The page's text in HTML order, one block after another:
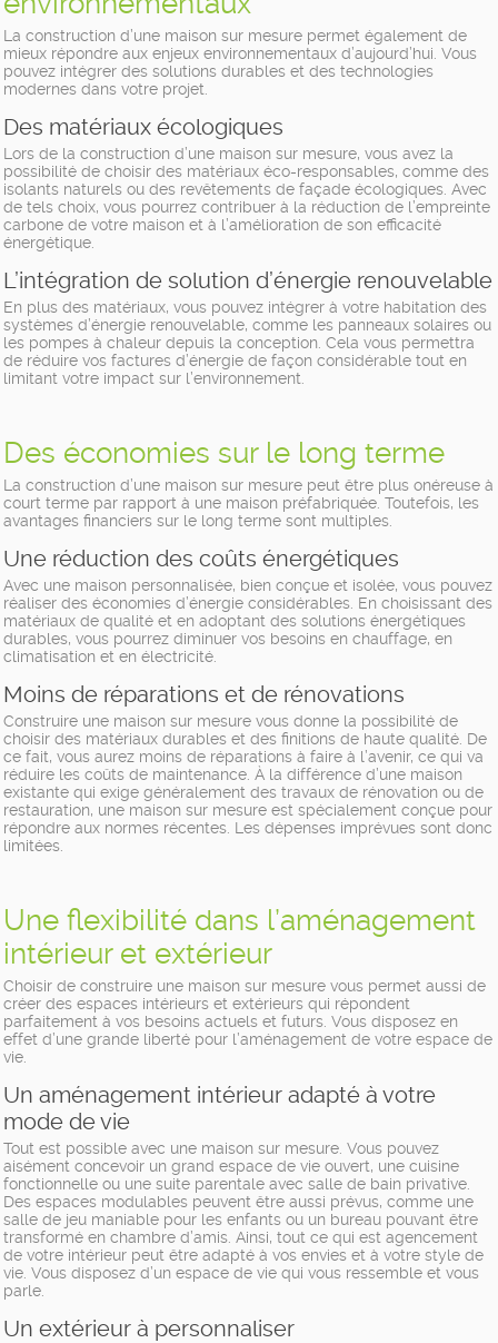
La construction d’une maison sur mesure permet également de
mieux répondre aux enjeux environnementaux d’aujourd’hui. Vous
pouvez intégrer des solutions durables et des technologies
modernes dans votre projet.
Des matériaux écologiques
Lors de la construction d’une maison sur mesure, vous avez la
possibilité de choisir des matériaux éco-responsables, comme des
isolants naturels ou des revêtements de façade écologiques. Avec
de tels choix, vous pourrez contribuer à la réduction de l’empreinte
carbone de votre maison et à l’amélioration de son efficacité
énergétique.
L’intégration de solution d’énergie renouvelable
En plus des matériaux, vous pouvez intégrer à votre habitation des
systèmes d’énergie renouvelable, comme les panneaux solaires ou
les pompes à chaleur depuis la conception. Cela vous permettra
de réduire vos factures d’énergie de façon considérable tout en
limitant votre impact sur l’environnement.
Des économies sur le long terme
La construction d’une maison sur mesure peut être plus onéreuse à
court terme par rapport à une maison préfabriquée. Toutefois, les
avantages financiers sur le long terme sont multiples.
Une réduction des coûts énergétiques
Avec une maison personnalisée, bien conçue et isolée, vous pouvez
réaliser des économies d’énergie considérables. En choisissant des
matériaux de qualité et en adoptant des solutions énergétiques
durables, vous pourrez diminuer vos besoins en chauffage, en
climatisation et en électricité.
Moins de réparations et de rénovations
Construire une maison sur mesure vous donne la possibilité de
choisir des matériaux durables et des finitions de haute qualité. De
ce fait, vous aurez moins de réparations à faire à l’avenir, ce qui va
réduire les coûts de maintenance. À la différence d’une maison
existante qui exige généralement des travaux de rénovation ou de
restauration, une maison sur mesure est spécialement conçue pour
répondre aux normes récentes. Les dépenses imprévues sont donc
limitées.
Une flexibilité dans l’aménagement
intérieur et extérieur
Choisir de construire une maison sur mesure vous permet aussi de
créer des espaces intérieurs et extérieurs qui répondent
parfaitement à vos besoins actuels et futurs. Vous disposez en
effet d’une grande liberté pour l’aménagement de votre espace de
vie.
Un aménagement intérieur adapté à votre
mode de vie
Tout est possible avec une maison sur mesure. Vous pouvez
aisément concevoir un grand espace de vie ouvert, une cuisine
fonctionnelle ou une suite parentale avec salle de bain privative.
Des espaces modulables peuvent être aussi prévus, comme une
salle de jeu maniable pour les enfants ou un bureau pouvant être
transformé en chambre d’amis. Ainsi, tout ce qui est agencement
de votre intérieur peut être adapté à vos envies et à votre style de
vie. Vous disposez d’un espace de vie qui vous ressemble et vous
parle.
Un extérieur à personnaliser